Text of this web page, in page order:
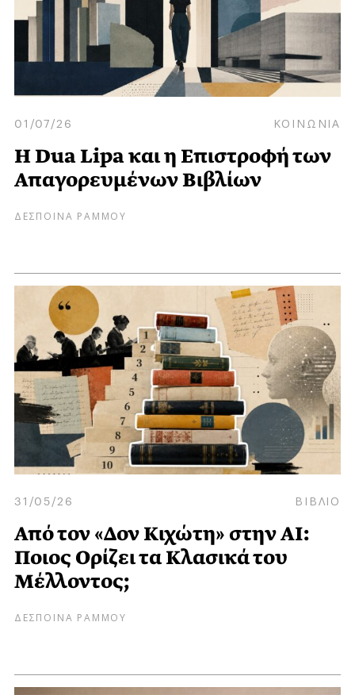
01/07/26 ΚΟΙΝΩΝΙΑ
Η Dua Lipa και η Επιστροφή των
Απαγορευμένων Βιβλίων
ΔΕΣΠΟΙΝΑ ΡΑΜΜΟΥ
31/05/26 ΒΙΒΛΙΟ
Από τον «Δον Κιχώτη» στην AI:
Ποιος Ορίζει τα Κλασικά του
Μέλλοντος;
ΔΕΣΠΟΙΝΑ ΡΑΜΜΟΥ